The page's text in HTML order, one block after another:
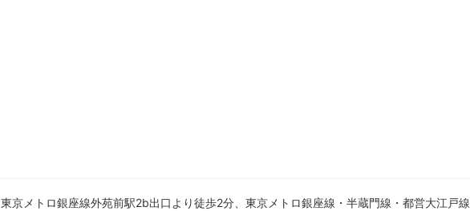
東京メトロ銀座線外苑前駅2b出口より徒歩2分、東京メトロ銀座線・半蔵門線・都営大江戸線